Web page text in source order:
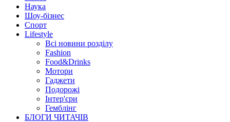
Наука
Шоу-бізнес
Спорт
Lifestyle
Всі новини розділу
Fashion
Food&Drinks
Мотори
Гаджети
Подорожі
Інтер'єри
Гемблінг
БЛОГИ ЧИТАЧІВ